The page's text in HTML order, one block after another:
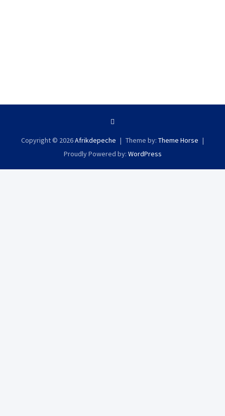
Copyright © 2026Afrikdepeche Theme by: Theme Horse
Proudly Powered by: WordPress